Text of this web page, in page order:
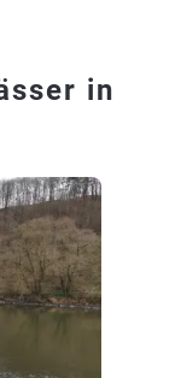
in